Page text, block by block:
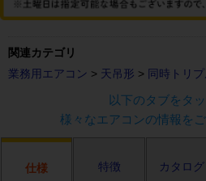
関連カテゴリ
業務用エアコン > 天吊形 > 同時トリ
以下のタブをタ
様々なエアコンの情報を
仕様 特徴 カタログ